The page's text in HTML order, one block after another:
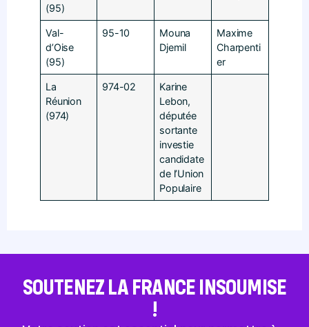
(95)
Val-
d’Oise
(95)
95-10
Mouna
Djemil
Maxime
Charpenti
er
La
Réunion
(974)
974-02
Karine
Lebon,
députée
sortante
investie
candidate
de l’Union
Populaire
SOUTENEZ LA FRANCE INSOUMISE
!